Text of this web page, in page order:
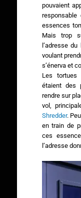
pouvaient
essences
Mais trop
l’adresse
voulant
s’énerva et
Les tortues
étaient des
rendre sur
vol,
Shredder.
en train de
ces
l’adresse